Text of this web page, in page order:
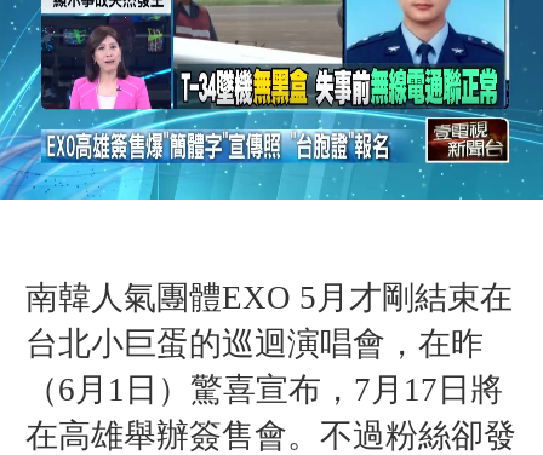
南韓人氣團體EXO 5月才剛結束在
台北小巨蛋的巡迴演唱會，在昨
（6月1日）驚喜宣布，7月17日將
在高雄舉辦簽售會。不過粉絲卻發